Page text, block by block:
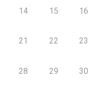
14 15 16
21 22 23
28 29 30